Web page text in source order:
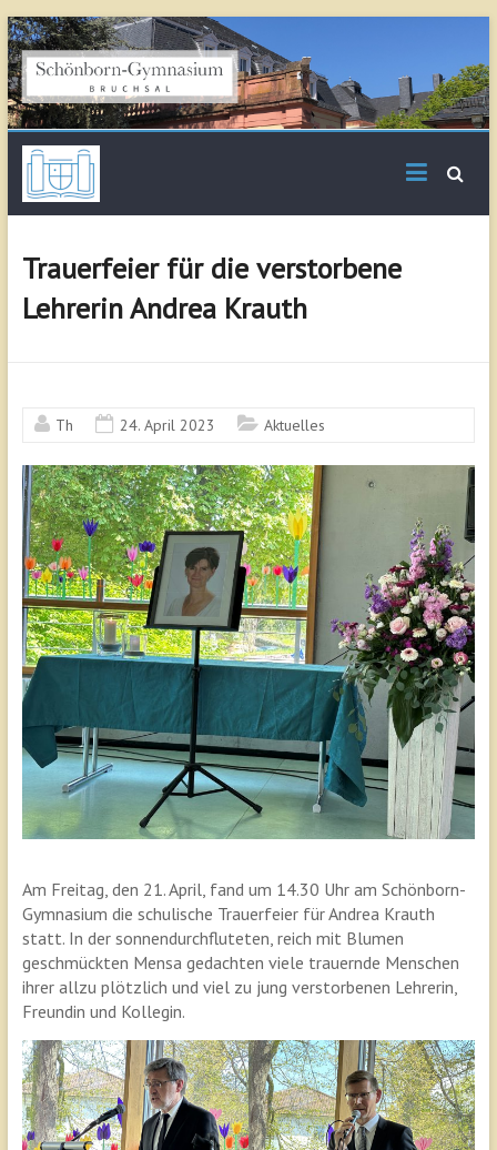
Skip
to
content
Gymnasium Bruchsal
Trauerfeier für die verstorbene
Lehrerin Andrea Krauth
Th 24. April 2023 Aktuelles
Am Freitag, den 21. April, fand um 14.30 Uhr am Schönborn-
Gymnasium die schulische Trauerfeier für Andrea Krauth
statt. In der sonnendurchfluteten, reich mit Blumen
geschmückten Mensa gedachten viele trauernde Menschen
ihrer allzu plötzlich und viel zu jung verstorbenen Lehrerin,
Freundin und Kollegin.